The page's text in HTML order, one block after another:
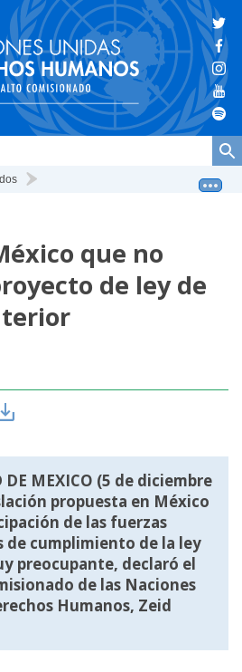
que no
de ley de
DE MEXICO (5 de diciembre
propuesta en México
de las fuerzas
de cumplimiento de la ley
preocupante, declaró el
de las Naciones
Humanos, Zeid